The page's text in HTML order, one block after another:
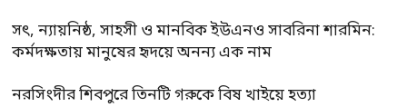
সৎ, ন্যায়নিষ্ঠ, সাহসী ও মানবিক ইউএনও সাবরিনা শারমিন:
কর্মদক্ষতায় মানুষের হৃদয়ে অনন্য এক নাম
নরসিংদীর শিবপুরে তিনটি গরুকে বিষ খাইয়ে হত্যা